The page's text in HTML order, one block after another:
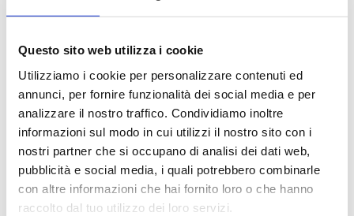
Questo sito web utilizza i cookie
Utilizziamo i cookie per personalizzare contenuti ed
annunci, per fornire funzionalità dei social media e per
analizzare il nostro traffico. Condividiamo inoltre
informazioni sul modo in cui utilizzi il nostro sito con i
nostri partner che si occupano di analisi dei dati web,
pubblicità e social media, i quali potrebbero combinarle
con altre informazioni che hai fornito loro o che hanno
raccolto dal tuo utilizzo dei loro servizi.
reagenti disponibili, stato delle calibrazioni e dei
controlli.
Pannello reagenti:Visualizza la posizione dei
reagenti ed il loro volume.
Campioni:Visualizzazione dello stato dei campioni,
possibilità di aggiungere, rimuovere, modificare
campioni durante il lavoro.
Lista di lavoro:Illimitate liste di lavoro da utilizzare
contemporaneamente. E' possibile aggiungere o